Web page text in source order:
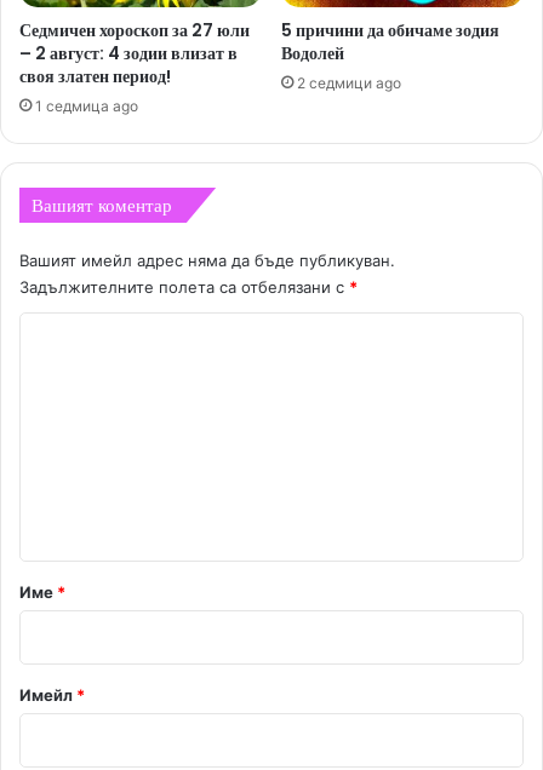
Седмичен хороскоп за 27 юли
– 2 август: 4 зодии влизат в
своя златен период!
1 седмица ago
5 причини да обичаме зодия
Водолей
2 седмици ago
Вашият коментар
Вашият имейл адрес няма да бъде публикуван.
Задължителните полета са отбелязани с *
р
*
Име *
Имейл *